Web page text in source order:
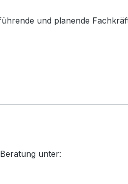
und planende
unter: